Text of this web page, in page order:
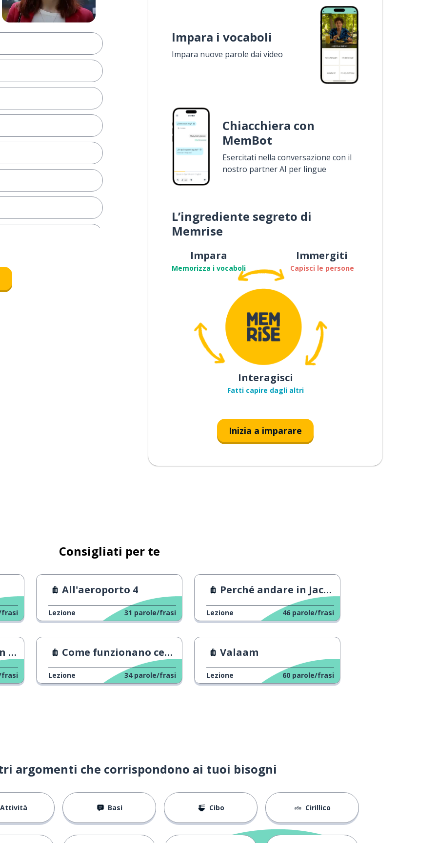
al bar
Impara i vocaboli
Impara nuove parole dai video
Chiacchiera con
MemBot
Esercitati nella conversazione con il
nostro partner AI per lingue
L’ingrediente segreto di
Memrise
Impara
Memorizza i vocaboli
Immergiti
Capisci le persone
Interagisci
Fatti capire dagli altri
Inizia a imparare
Consigliati per te
frasi
All'aeroporto 4
Lezione 31 parole/frasi
Perché andare in Jacuzia
Lezione 46 parole/frasi
frasi
Come funzionano certi verbi
Lezione 34 parole/frasi
Valaam
Lezione 60 parole/frasi
argomenti che corrispondono ai tuoi bisogni
Attività Basi Cibo Cirillico